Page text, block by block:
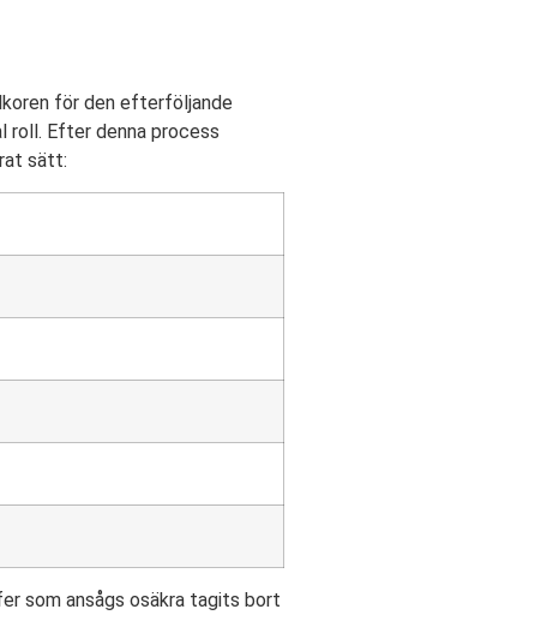
för den efterföljande
roll. Efter denna process
sätt:
som ansågs osäkra tagits bort